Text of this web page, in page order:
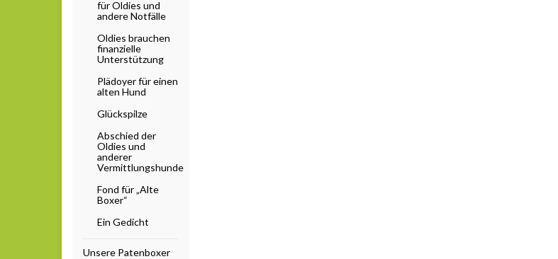
für Oldies und
andere Notfälle
Oldies brauchen
finanzielle
Unterstützung
Plädoyer für einen
alten Hund
Glückspilze
Abschied der
Oldies und
anderer
Vermittlungshunde
Fond für „Alte
Boxer“
Ein Gedicht
Unsere Patenboxer